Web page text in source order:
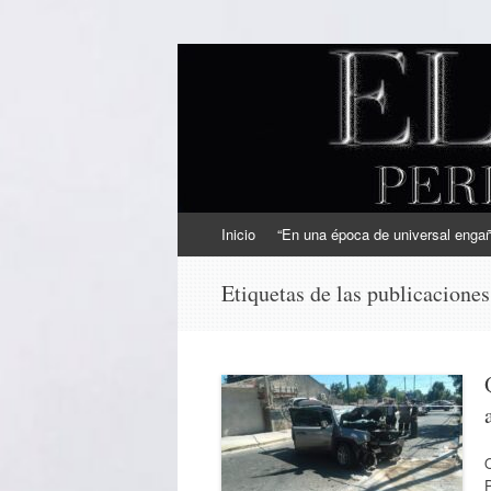
EL SINDICAL
Periodismo Inteligente
al
Inicio “En una época de universal
Etiquetas de las